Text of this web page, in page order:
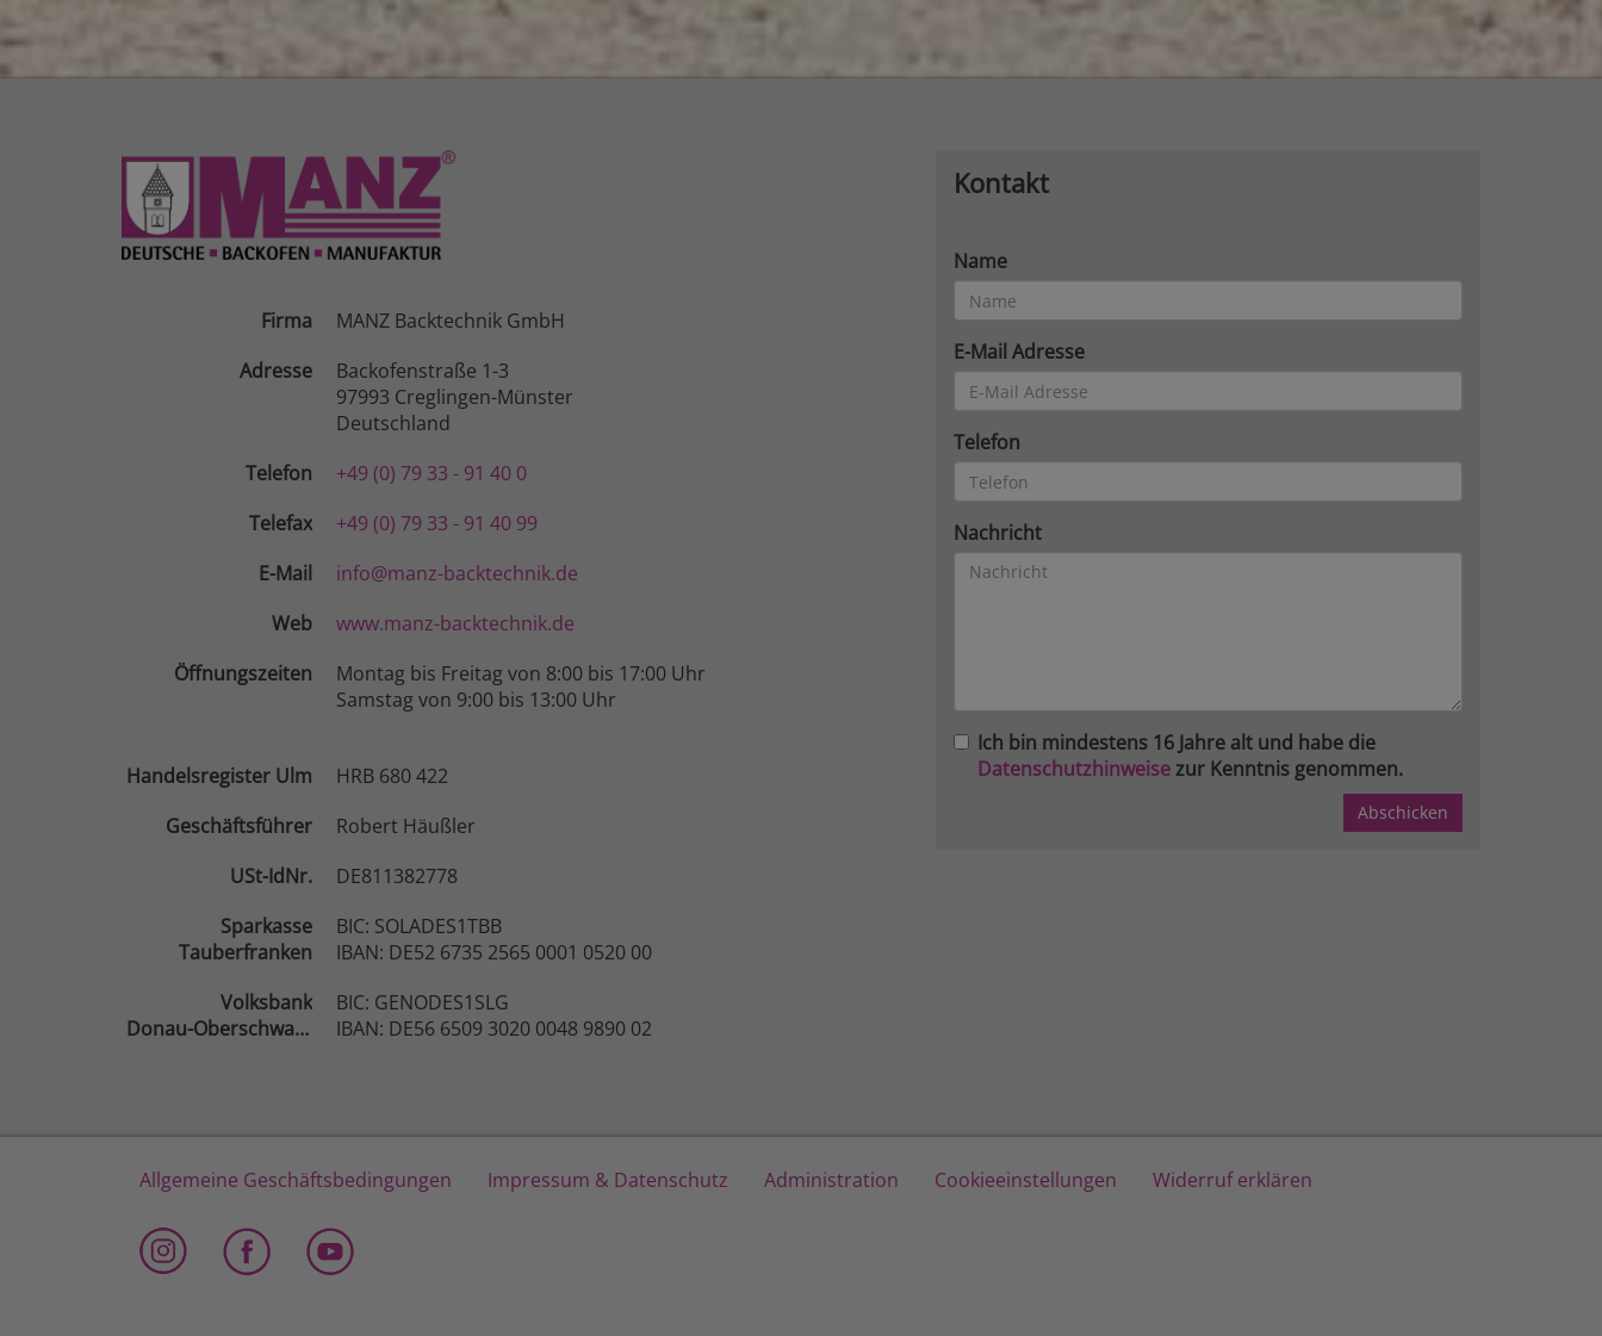
Firma
MANZ Backtechnik GmbH
Adresse
Backofenstraße 1-3
97993 Creglingen-Münster
Deutschland
Telefon
+49 (0) 79 33 - 91 40 0
Telefax
+49 (0) 79 33 - 91 40 99
E-Mail
info@manz-backtechnik.de
Web
www.manz-backtechnik.de
Öffnungszeiten
Montag bis Freitag von 8:00 bis 17:00 Uhr
Samstag von 9:00 bis 13:00 Uhr
Handelsregister Ulm
HRB 680 422
Geschäftsführer
Robert Häußler
USt-IdNr.
DE811382778
Sparkasse
Tauberfranken
BIC: SOLADES1TBB
IBAN: DE52 6735 2565 0001 0520 00
Volksbank
Donau-Oberschwaben
BIC: GENODES1SLG
IBAN: DE56 6509 3020 0048 9890 02
Kontakt
Name
E-Mail Adresse
Telefon
Nachricht
Ich bin mindestens 16 Jahre alt und habe die
Datenschutzhinweisezur Kenntnis genommen.
Allgemeine Geschäftsbedingungen Impressum & Datenschutz Administration Cookieeinstellungen Widerruf erklären